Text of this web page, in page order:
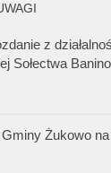
z
Sołectwa
Gminy Żukowo